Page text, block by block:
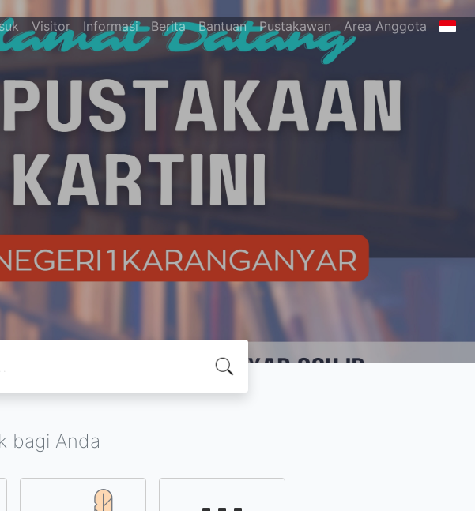
Visitor Informasi Berita Bantuan Pustakawan Area Anggota
bagi Anda